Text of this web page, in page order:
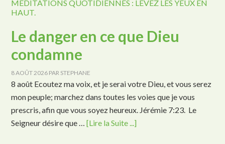
MÉDITATIONS QUOTIDIENNES : LEVEZ LES YEUX EN
HAUT.
Le danger en ce que Dieu
condamne
8 AOÛT 2026 PAR STEPHANE
8 août Ecoutez ma voix, et je serai votre Dieu, et vous serez
mon peuple; marchez dans toutes les voies que je vous
prescris, afin que vous soyez heureux. Jérémie 7:23. Le
Seigneur désire que …[Lire la Suite ...]